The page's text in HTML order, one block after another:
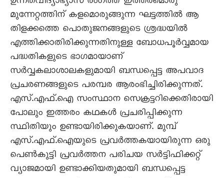
മുന്നേറ്റത്തിന് കളമൊരുങ്ങുന്ന ഘട്ടത്തില്‍ ആ
തിളക്കത്തെ പൊതുജനങ്ങളുടെ ശ്രദ്ധയില്‍
എത്തിക്കാതിരിക്കുന്നതിനുള്ള ബോധപൂര്‍വ്വമായ
പദ്ധതികളുടെ ഭാഗമായാണ്
സര്‍വ്വകലാശാലകളുമായി ബന്ധപ്പെട്ട അപവാദ
പ്രചരണങ്ങളുടെ പരമ്പര ആരംഭിച്ചിരിക്കുന്നത്.
എസ്.എഫ്.ഐ സംസ്ഥാന സെക്രട്ടറിക്കെതിരായി
പോലും ഇത്തരം കഥകള്‍ പ്രചരിപ്പിക്കുന്ന
സ്ഥിതിയും ഉണ്ടായിരിക്കുകയാണ്. മുമ്പ്
എസ്.എഫ്.ഐയുടെ പ്രവര്‍ത്തകയായിരുന്ന ഒരു
പെണ്‍കുട്ടി പ്രവര്‍ത്തന പരിചയ സര്‍ട്ടിഫിക്കറ്റ്
വ്യാജമായി ഉണ്ടാക്കിയതുമായി ബന്ധപ്പെട്ട